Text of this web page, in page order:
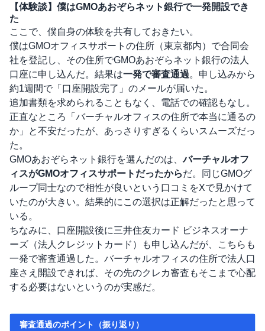
【体験談】僕はGMOあおぞらネット銀行で一発開設でき
た
ここで、僕自身の体験を共有しておきたい。
僕はGMOオフィスサポートの住所（東京都内）で合同会
社を登記し、その住所でGMOあおぞらネット銀行の法人
口座に申し込んだ。結果は一発で審査通過。申し込みから
約1週間で「口座開設完了」のメールが届いた。
追加書類を求められることもなく、電話での確認もなし。
正直なところ「バーチャルオフィスの住所で本当に通るの
か」と不安だったが、あっさりすぎるくらいスムーズだっ
た。
GMOあおぞらネット銀行を選んだのは、バーチャルオフ
ィスがGMOオフィスサポートだったからだ。同じGMOグ
ループ同士なので相性が良いという口コミをXで見かけて
いたのが大きい。結果的にこの選択は正解だったと思って
いる。
ちなみに、口座開設後に三井住友カード ビジネスオーナ
ーズ（法人クレジットカード）も申し込んだが、こちらも
一発で審査通過した。バーチャルオフィスの住所で法人口
座さえ開設できれば、その先のクレカ審査もそこまで心配
する必要はないというのが実感だ。
審査通過のポイント（振り返り）